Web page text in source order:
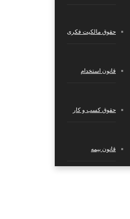
حقوق مالکیت فکری
قانون استخدام
حقوق کسب‌ و کار
قانون بیمه